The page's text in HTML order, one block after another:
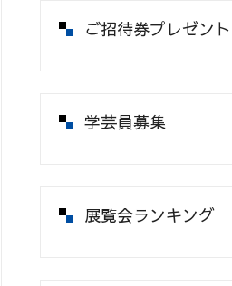
ご招待券プレゼント
学芸員募集
展覧会ランキング